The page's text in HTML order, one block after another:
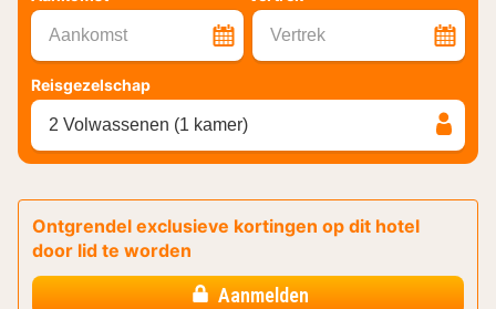
Aankomst Vertrek
Reisgezelschap
2 Volwassenen (1 kamer)
Ontgrendel exclusieve kortingen op dit hotel
door lid te worden
Aanmelden